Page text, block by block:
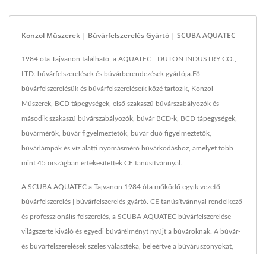
Konzol Műszerek | Búvárfelszerelés Gyártó | SCUBA AQUATEC
1984 óta Tajvanon található, a AQUATEC - DUTON INDUSTRY CO.,
LTD. búvárfelszerelések és búvárberendezések gyártója.Fő
búvárfelszerelésük és búvárfelszereléseik közé tartozik, Konzol
Műszerek, BCD tápegységek, első szakaszú búvárszabályozók és
második szakaszú búvárszabályozók, búvár BCD-k, BCD tápegységek,
búvármérők, búvár figyelmeztetők, búvár duó figyelmeztetők,
búvárlámpák és víz alatti nyomásmérő búvárkodáshoz, amelyet több
mint 45 országban értékesítettek CE tanúsítvánnyal.
A SCUBA AQUATEC a Tajvanon 1984 óta működő egyik vezető
búvárfelszerelés | búvárfelszerelés gyártó. CE tanúsítvánnyal rendelkező
és professzionális felszerelés, a SCUBA AQUATEC búvárfelszerelése
világszerte kiváló és egyedi búvárélményt nyújt a búvároknak. A búvár-
és búvárfelszerelések széles választéka, beleértve a búváruszonyokat,